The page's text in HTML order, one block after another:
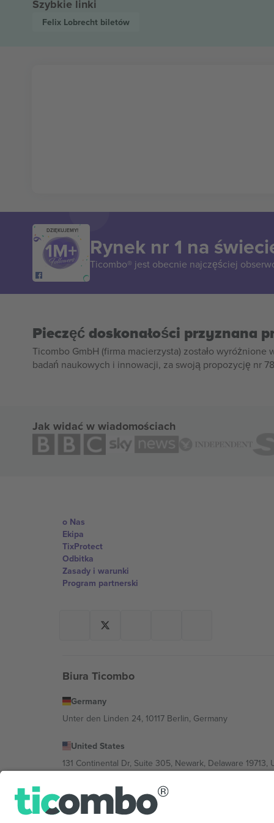
Szybkie linki
Felix Lobrecht biletów
DZIĘKUJEMY!
Rynek nr 1 na
Ticombo® jest obecnie najczęściej
Pieczęć doskonałości przyznana
Ticombo GmbH (firma macierzysta) zostało
badań naukowych i innowacji, za swoją propozycję nr
Jak widać w wiadomościach
o Nas
Ekipa
TixProtect
Odbitka
Zasady i warunki
Program partnerski
Biura Ticombo
Germany
Unter den Linden 24, 10117 Berlin, Germany
United States
131 Continental Dr, Suite 305, Newark, Delaware 19713,
Bulgaria
Regus Sofia City West, bul Totleben 53-55, 1606 Sofia,